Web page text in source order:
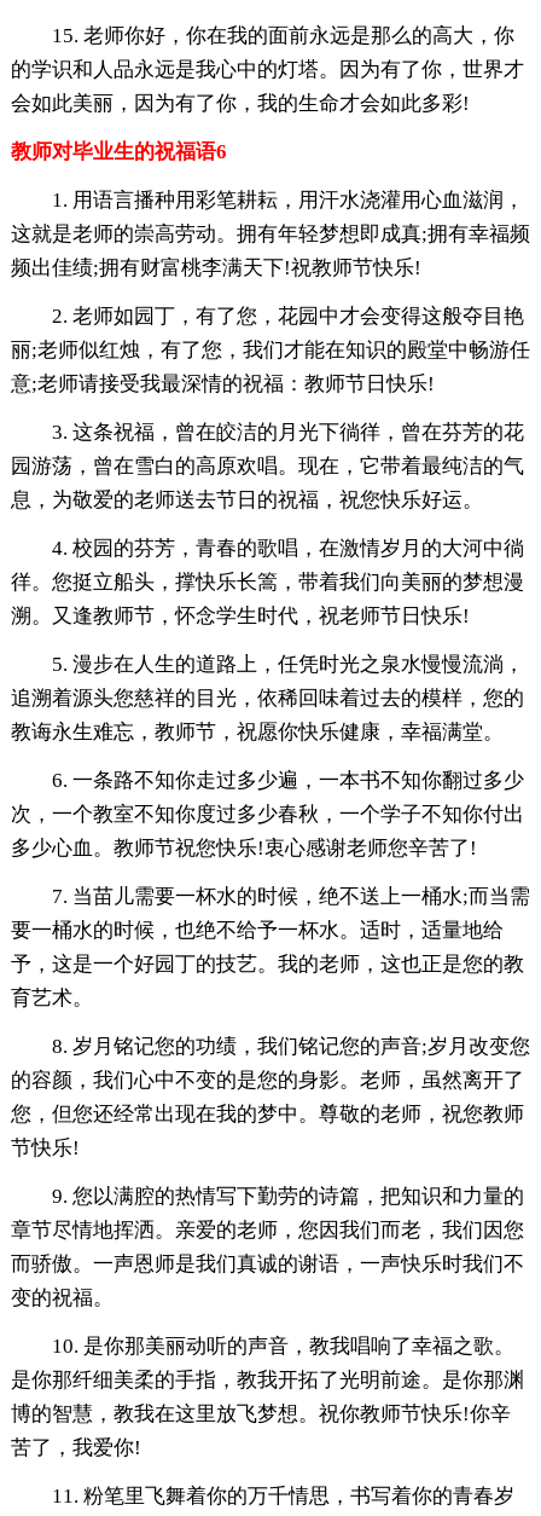
15. 老师你好，你在我的面前永远是那么的高大，你
的学识和人品永远是我心中的灯塔。因为有了你，世界才
会如此美丽，因为有了你，我的生命才会如此多彩!
教师对毕业生的祝福语6
1. 用语言播种用彩笔耕耘，用汗水浇灌用心血滋润，
这就是老师的崇高劳动。拥有年轻梦想即成真;拥有幸福频
频出佳绩;拥有财富桃李满天下!祝教师节快乐!
2. 老师如园丁，有了您，花园中才会变得这般夺目艳
丽;老师似红烛，有了您，我们才能在知识的殿堂中畅游任
意;老师请接受我最深情的祝福：教师节日快乐!
3. 这条祝福，曾在皎洁的月光下徜徉，曾在芬芳的花
园游荡，曾在雪白的高原欢唱。现在，它带着最纯洁的气
息，为敬爱的老师送去节日的祝福，祝您快乐好运。
4. 校园的芬芳，青春的歌唱，在激情岁月的大河中徜
徉。您挺立船头，撑快乐长篙，带着我们向美丽的梦想漫
溯。又逢教师节，怀念学生时代，祝老师节日快乐!
5. 漫步在人生的道路上，任凭时光之泉水慢慢流淌，
追溯着源头您慈祥的目光，依稀回味着过去的模样，您的
教诲永生难忘，教师节，祝愿你快乐健康，幸福满堂。
6. 一条路不知你走过多少遍，一本书不知你翻过多少
次，一个教室不知你度过多少春秋，一个学子不知你付出
多少心血。教师节祝您快乐!衷心感谢老师您辛苦了!
7. 当苗儿需要一杯水的时候，绝不送上一桶水;而当需
要一桶水的时候，也绝不给予一杯水。适时，适量地给
予，这是一个好园丁的技艺。我的老师，这也正是您的教
育艺术。
8. 岁月铭记您的功绩，我们铭记您的声音;岁月改变您
的容颜，我们心中不变的是您的身影。老师，虽然离开了
您，但您还经常出现在我的梦中。尊敬的老师，祝您教师
节快乐!
9. 您以满腔的热情写下勤劳的诗篇，把知识和力量的
章节尽情地挥洒。亲爱的老师，您因我们而老，我们因您
而骄傲。一声恩师是我们真诚的谢语，一声快乐时我们不
变的祝福。
10. 是你那美丽动听的声音，教我唱响了幸福之歌。
是你那纤细美柔的手指，教我开拓了光明前途。是你那渊
博的智慧，教我在这里放飞梦想。祝你教师节快乐!你辛
苦了，我爱你!
11. 粉笔里飞舞着你的万千情思，书写着你的青春岁